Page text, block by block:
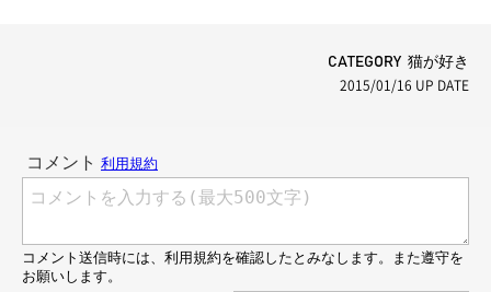
CATEGORY 猫が好き
2015/01/16 UP DATE